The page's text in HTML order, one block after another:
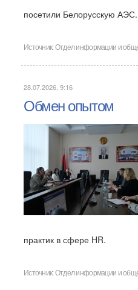
посетили Белорусскую АЭС.
Источник:Отдел информации и
28.07.2026, 9:16
Обмен опытом
практик в сфере HR.
Источник:Отдел информации и